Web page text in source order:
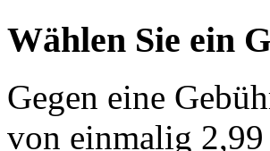
Wählen Sie ein
Gegen eine
von einmalig